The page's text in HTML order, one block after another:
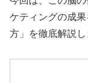
ケティングの成
方」を徹底解説し